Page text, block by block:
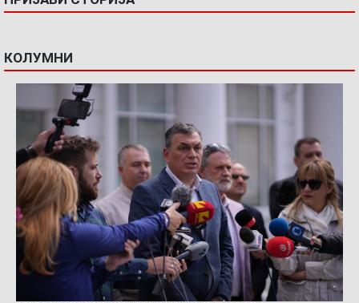
КОЛУМНИ